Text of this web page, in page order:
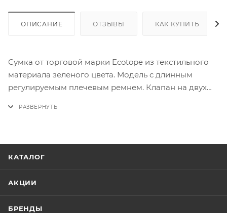
ОПИСАНИЕ ОТЗЫВЫ КАК КУПИТЬ
Сумка от торговой марки Ecotope из текстильного
материала зеленого цвета. Модель с длинным
регулируемым плечевым ремнем. Клапан на двух
КАТАЛОГ
АКЦИИ
БРЕНДЫ